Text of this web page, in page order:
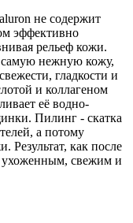
не содержит
эффективно
рельеф кожи.
самую нежную кожу,
гладкости и
и коллагеном
её водно-
Пилинг - скатка
а потому
Результат, как после
ухоженным, свежим и